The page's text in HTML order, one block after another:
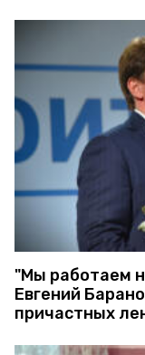
"Мы работаем
Евгений
причастных